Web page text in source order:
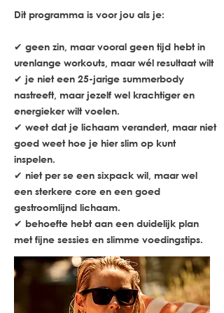
Dit programma is voor jou als je:
✔ geen zin, maar vooral geen tijd hebt in
urenlange workouts, maar wél resultaat wilt
✔ je niet een 25-jarige summerbody
nastreeft, maar jezelf wel krachtiger en
energieker wilt voelen.
✔ weet dat je lichaam verandert, maar niet
goed weet hoe je hier slim op kunt
inspelen.
✔ niet per se een sixpack wil, maar wel
een sterkere core en een goed
gestroomlijnd lichaam.
✔ behoefte hebt aan een duidelijk plan
met fijne sessies en slimme voedingstips.